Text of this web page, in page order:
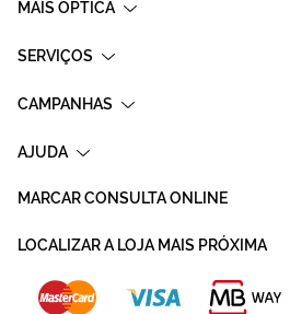
MAIS OPTICA
SERVIÇOS
CAMPANHAS
AJUDA
MARCAR CONSULTA ONLINE
LOCALIZAR A LOJA MAIS PRÓXIMA